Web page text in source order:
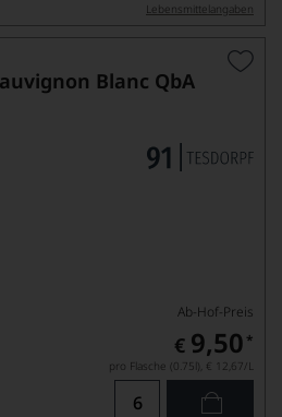
Lebensmittel­angaben
Blanc QbA
Ab-Hof-Preis
€ 9,50 *
pro Flasche (0.75l), € 12,67/L